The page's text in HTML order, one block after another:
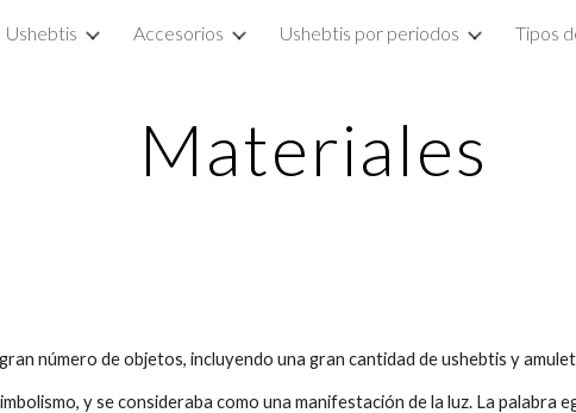
Skip to main content Skip to
Ushebtis Accesorios Ushebtis por periodos Tipos
Materiales
número de objetos, incluyendo una gran cantidad de ushebtis y
y se consideraba como una manifestación de la luz. La palabra